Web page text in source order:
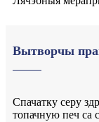
Вытворчы
Спачатку серу
топачную печ са